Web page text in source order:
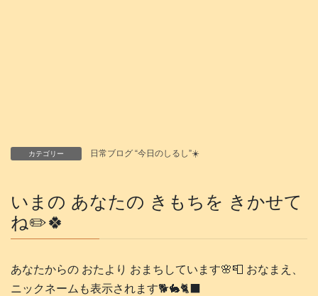
カテゴリー 日常ブログ “今日のしるし”☀️
いまの あなたの きもちを きかせて
ね✏️🍀
あなたからの おたより おまちしています🌸📮 おなまえ、
ニックネームも表示されます🐕️🐇🐈‍⬛